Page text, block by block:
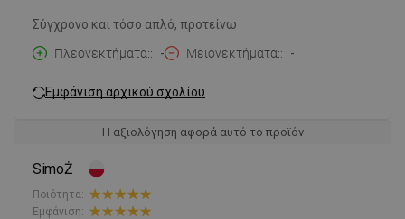
Σύγχρονο και τόσο απλό, προτείνω
Πλεονεκτήματα:
- Μειονεκτήματα: -
Εμφάνιση αρχικού σχολίου
Η αξιολόγηση αφορά αυτό το προϊόν
SimoŻ
Ποιότητα:
Εμφάνιση: